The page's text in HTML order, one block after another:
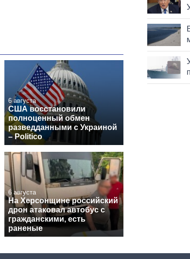
6 августа
США восстановили
полноценный обмен
разведданными с Украиной
– Politico
6 августа
На Херсонщине российский
дрон атаковал автобус с
гражданскими, есть
раненые